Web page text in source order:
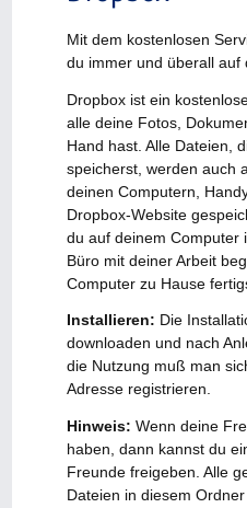
Mit dem kostenlosen
du immer und überall auf
Dropbox ist ein
alle deine Fotos,
Hand hast. Alle Dateien,
speicherst, werden auch
deinen Computern,
Dropbox-Website
du auf deinem Computer
Büro mit deiner Arbeit
Computer zu Hause
Installieren: Die
downloaden und nach
die Nutzung muß man
Adresse registrieren.
Hinweis: Wenn deine
haben, dann kannst du
Freunde freigeben. Alle
Dateien in diesem